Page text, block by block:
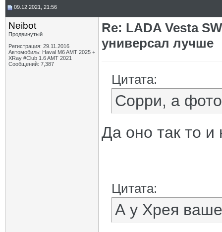
09.12.2021, 21:56
Neibot
Продвинутый
Регистрация: 29.11.2016
Автомобиль: Haval M6 AMT 2025 +
XRay #Club 1.6 AMT 2021
Сообщений: 7,387
Re: LADA Vesta
универсал лучше
Цитата:
Сорри, а
Да оно так то и
Цитата:
А у Хрея